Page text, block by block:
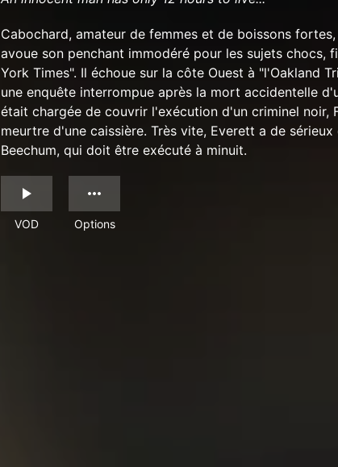
Cabochard, amateur de femmes et de boissons
avoue son penchant immodéré pour les sujets chocs,
York Times". Il échoue sur la côte Ouest à "l'Oakland
une enquête interrompue après la mort accidentelle
était chargée de couvrir l'exécution d'un criminel noir,
meurtre d'une caissière. Très vite, Everett a de
Beechum, qui doit être exécuté à minuit.
VOD Options